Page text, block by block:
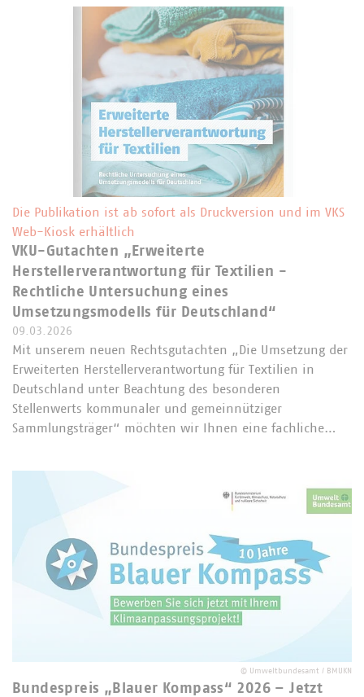
Die Publikation ist ab sofort als Druckversion und im VKS
Web-Kiosk erhältlich
VKU-Gutachten „Erweiterte
Herstellerverantwortung für Textilien -
Rechtliche Untersuchung eines
Umsetzungsmodells für Deutschland“
09.03.2026
Mit unserem neuen Rechtsgutachten „Die Umsetzung der
Erweiterten Herstellerverantwortung für Textilien in
Deutschland unter Beachtung des besonderen
Stellenwerts kommunaler und gemeinnütziger
Sammlungsträger“ möchten wir Ihnen eine fachliche…
© Umweltbundesamt / BMUKN
Bundespreis „Blauer Kompass“ 2026 – Jetzt